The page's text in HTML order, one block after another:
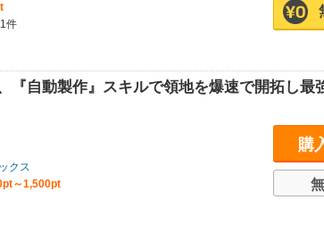
件
『自動製作』スキルで領地を爆速で開拓し最
クス
～1,500pt
購